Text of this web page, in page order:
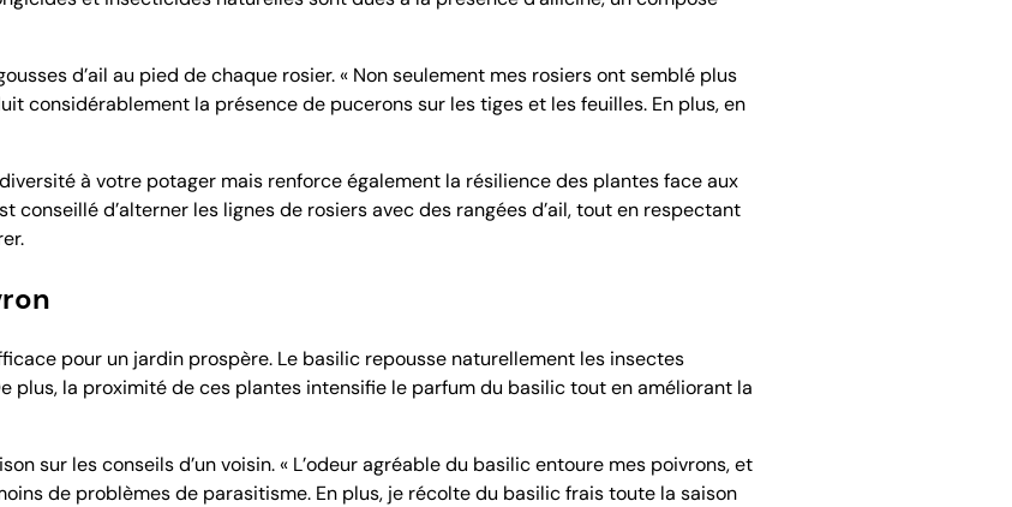
d’ail au pied de chaque rosier. « Non seulement mes rosiers ont semblé plus
considérablement la présence de pucerons sur les tiges et les feuilles. En plus, en
à votre potager mais renforce également la résilience des plantes face aux
d’alterner les lignes de rosiers avec des rangées d’ail, tout en respectant
pour un jardin prospère. Le basilic repousse naturellement les insectes
plus, la proximité de ces plantes intensifie le parfum du basilic tout en améliorant la
sur les conseils d’un voisin. « L’odeur agréable du basilic entoure mes poivrons, et
de problèmes de parasitisme. En plus, je récolte du basilic frais toute la saison